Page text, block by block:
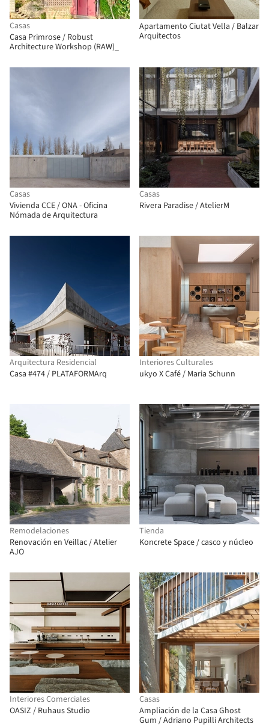
Casas
Casa Primrose / Robust
Architecture Workshop (RAW)_
Apartamento Ciutat Vella / Balzar
Arquitectos
Casas
Vivienda CCE / ONA - Oficina
Nómada de Arquitectura
Casas
Rivera Paradise / AtelierM
Arquitectura Residencial
Casa #474 / PLATAFORMArq
Interiores Culturales
ukyo X Café / Maria Schunn
Remodelaciones
Renovación en Veillac / Atelier
AJO
Tienda
Koncrete Space / casco y núcleo
Interiores Comerciales
OASIZ / Ruhaus Studio
Casas
Ampliación de la Casa Ghost
Gum / Adriano Pupilli Architects